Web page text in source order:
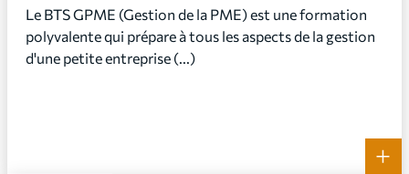
Le BTS GPME (Gestion de la PME) est une formation
polyvalente qui prépare à tous les aspects de la gestion
d'une petite entreprise (...)
+